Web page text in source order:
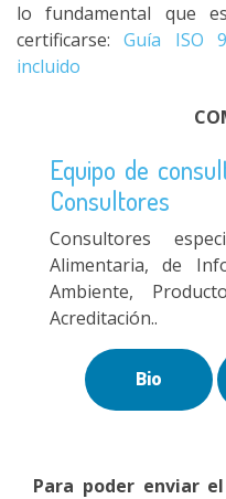
lo fundamental que
certificarse:Guía ISO
incluido
Equipo de
Consultores
Consultores
Alimentaria, de
Ambiente,
Acreditación..
Bio
Para poder enviar